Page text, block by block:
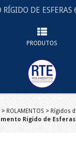
DE ESFERAS
PRODUTOS
> ROLAMENTOS > Rígidos
Rígido de Esferas